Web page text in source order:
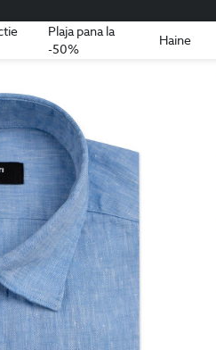
Plaja pana la
-50%
Haine